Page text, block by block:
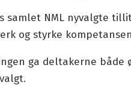
samlet NML nyvalgte
og styrke
ga deltakerne